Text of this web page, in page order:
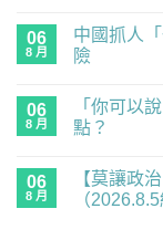
員，
經
民
要
主
練
習
世
代
留
言
06
8 月
中國抓人
險
抓
人
仁」，
言
06
8 月
「你可以
點？
06
8 月
【莫讓政
（